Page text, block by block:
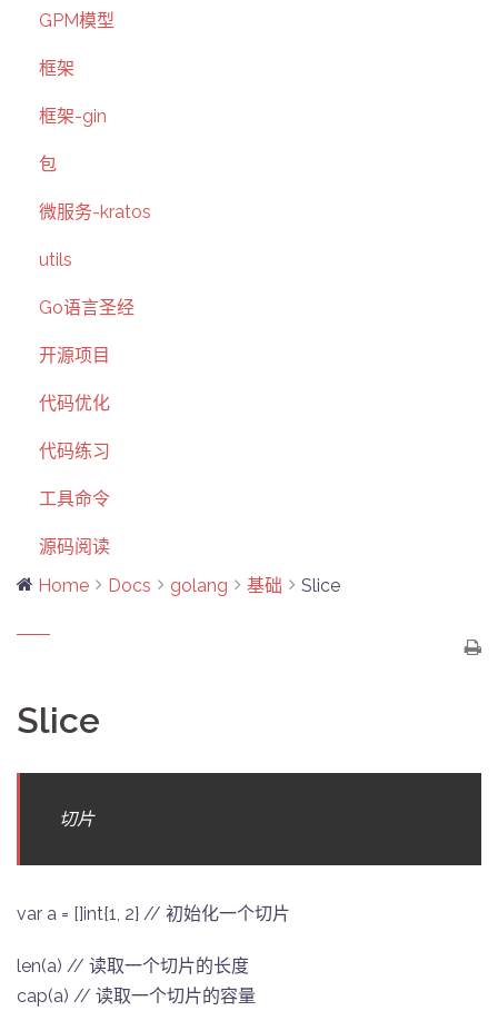
GPM模型
框架
框架-gin
包
微服务-kratos
utils
Go语言圣经
开源项目
代码优化
代码练习
工具命令
源码阅读
Home
Docs golang 基础 Slice
Slice
切片
var a = []int{1, 2} // 初始化一个切片
len(a) // 读取一个切片的长度
cap(a) // 读取一个切片的容量